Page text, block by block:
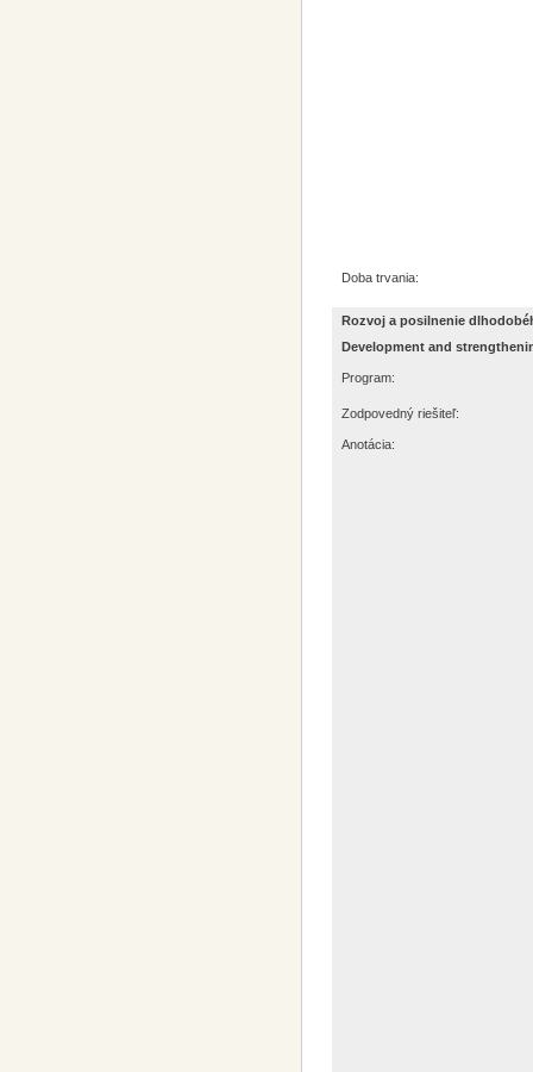
Doba trvania:
Rozvoj a posilnenie
Development and
Program:
Zodpovedný riešiteľ:
Anotácia: